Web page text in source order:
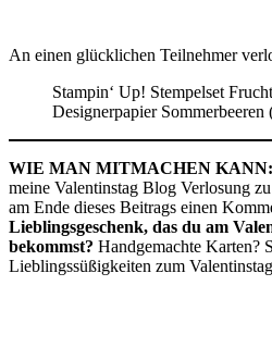
An einen glücklichen Teilnehmer
Stampin‘ Up! Stempelset
Designerpapier
WIE MAN MITMACHEN KANN:
meine Valentinstag Blog Verlosung
am Ende dieses Beitrags einen
Lieblingsgeschenk, das du am
bekommst? Handgemachte Karten?
Lieblingssüßigkeiten zum